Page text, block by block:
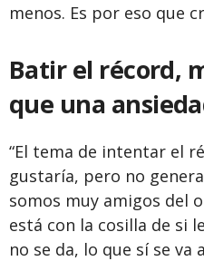
menos. Es por eso que
Batir el récord,
que una
“El tema de intentar el
gustaría, pero no
somos muy amigos del
está con la cosilla de si
no se da, lo que sí se va